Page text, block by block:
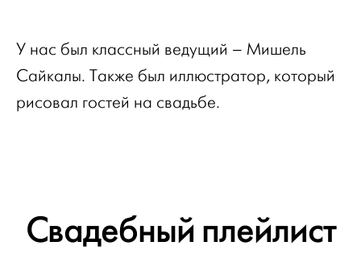
У нас был классный ведущий – Мишель
Сайкалы. Также был иллюстратор, который
рисовал гостей на свадьбе.
Свадебный плейлист